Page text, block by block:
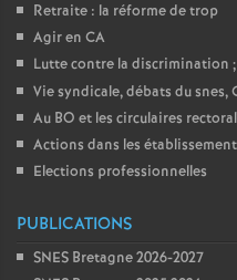
Retraite : la réforme de trop
Agir en CA
Lutte contre la discrimination
Vie syndicale, débats du snes,
Au BO et les circulaires
Actions dans les
Elections professionnelles
PUBLICATIONS
SNES Bretagne 2026-2027